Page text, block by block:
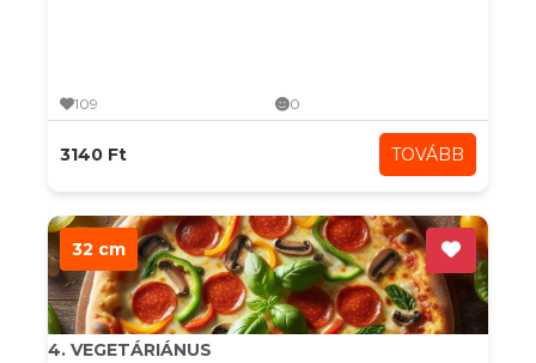
109 0
3140 Ft TOVÁBB
32 cm
4. VEGETÁRIÁNUS